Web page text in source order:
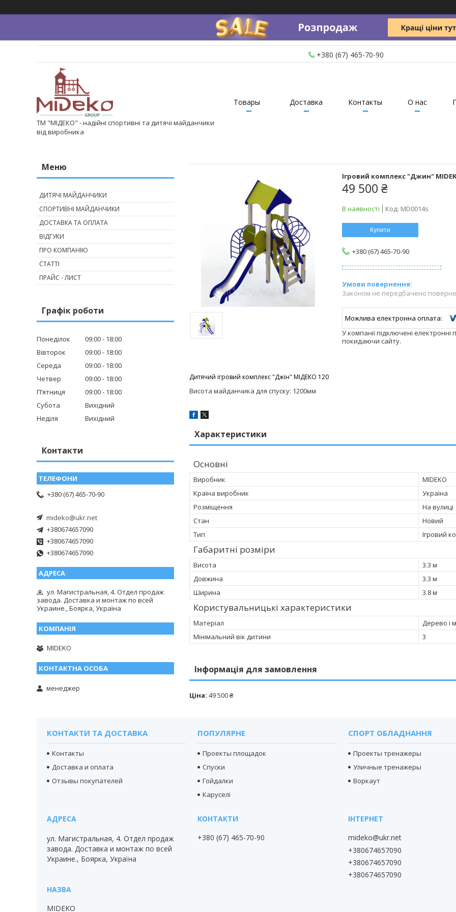
+380 (67) 465-70-90
ТМ "МІДЕКО" - надійні спортивні та дитячі майданчики
від виробника
Товары Доставка Контакты О нас
Ігровий комплекс "Джин"
49 500 ₴
В наявності Код: MD0014s
Купити
+380 (67) 465-70-90
Законом не передбачено
У компанії підключені
покидаючи сайту.
Дитячий ігровий комплекс "Джін" МІДЕКО 120
Висота майданчика для спуску: 1200мм
Характеристики
Основні
Виробник
MIDEKO
Країна виробник
Україна
Розміщення
На вулиці
Стан
Новий
Тип
Ігровий
Габаритні розміри
Висота
3.3 м
Довжина
3.3 м
Ширина
3.8 м
Користувальницькі характеристики
Матеріал
Дерево і
Мінімальний вік дитини
3
Інформація для замовлення
Ціна: 49 500 ₴
ДИТЯЧІ МАЙДАНЧИКИ
СПОРТИВНІ МАЙДАНЧИКИ
ДОСТАВКА ТА ОПЛАТА
ВІДГУКИ
ПРО КОМПАНІЮ
СТАТТІ
ПРАЙС - ЛИСТ
Графік роботи
Понеділок 09:00
18:00
Вівторок
09:00
18:00
Середа
09:00
18:00
Четвер
09:00
18:00
Пʼятниця
09:00
18:00
Субота
Вихідний
Неділя
Вихідний
Контакти
+380 (67) 465-70-90
mideko@ukr.net
+380674657090
+380674657090
+380674657090
ул. Магистральная, 4. Отдел продаж
завода. Доставка и монтаж по всей
Украине., Боярка, Україна
MIDEKO
менеджер
КОНТАКТИ ТА ДОСТАВКА
Контакты
Доставка и оплата
Отзывы покупателей
ПОПУЛЯРНЕ
Проекты площадок
Спуски
Гойдалки
Каруселі
СПОРТ ОБЛАДНАННЯ
Проекты тренажеры
Уличные тренажеры
Воркаут
ул. Магистральная, 4. Отдел продаж
завода. Доставка и монтаж по всей
Украине., Боярка, Україна
MIDEKO
+380 (67) 465-70-90
mideko@ukr.net
+380674657090
+380674657090
+380674657090